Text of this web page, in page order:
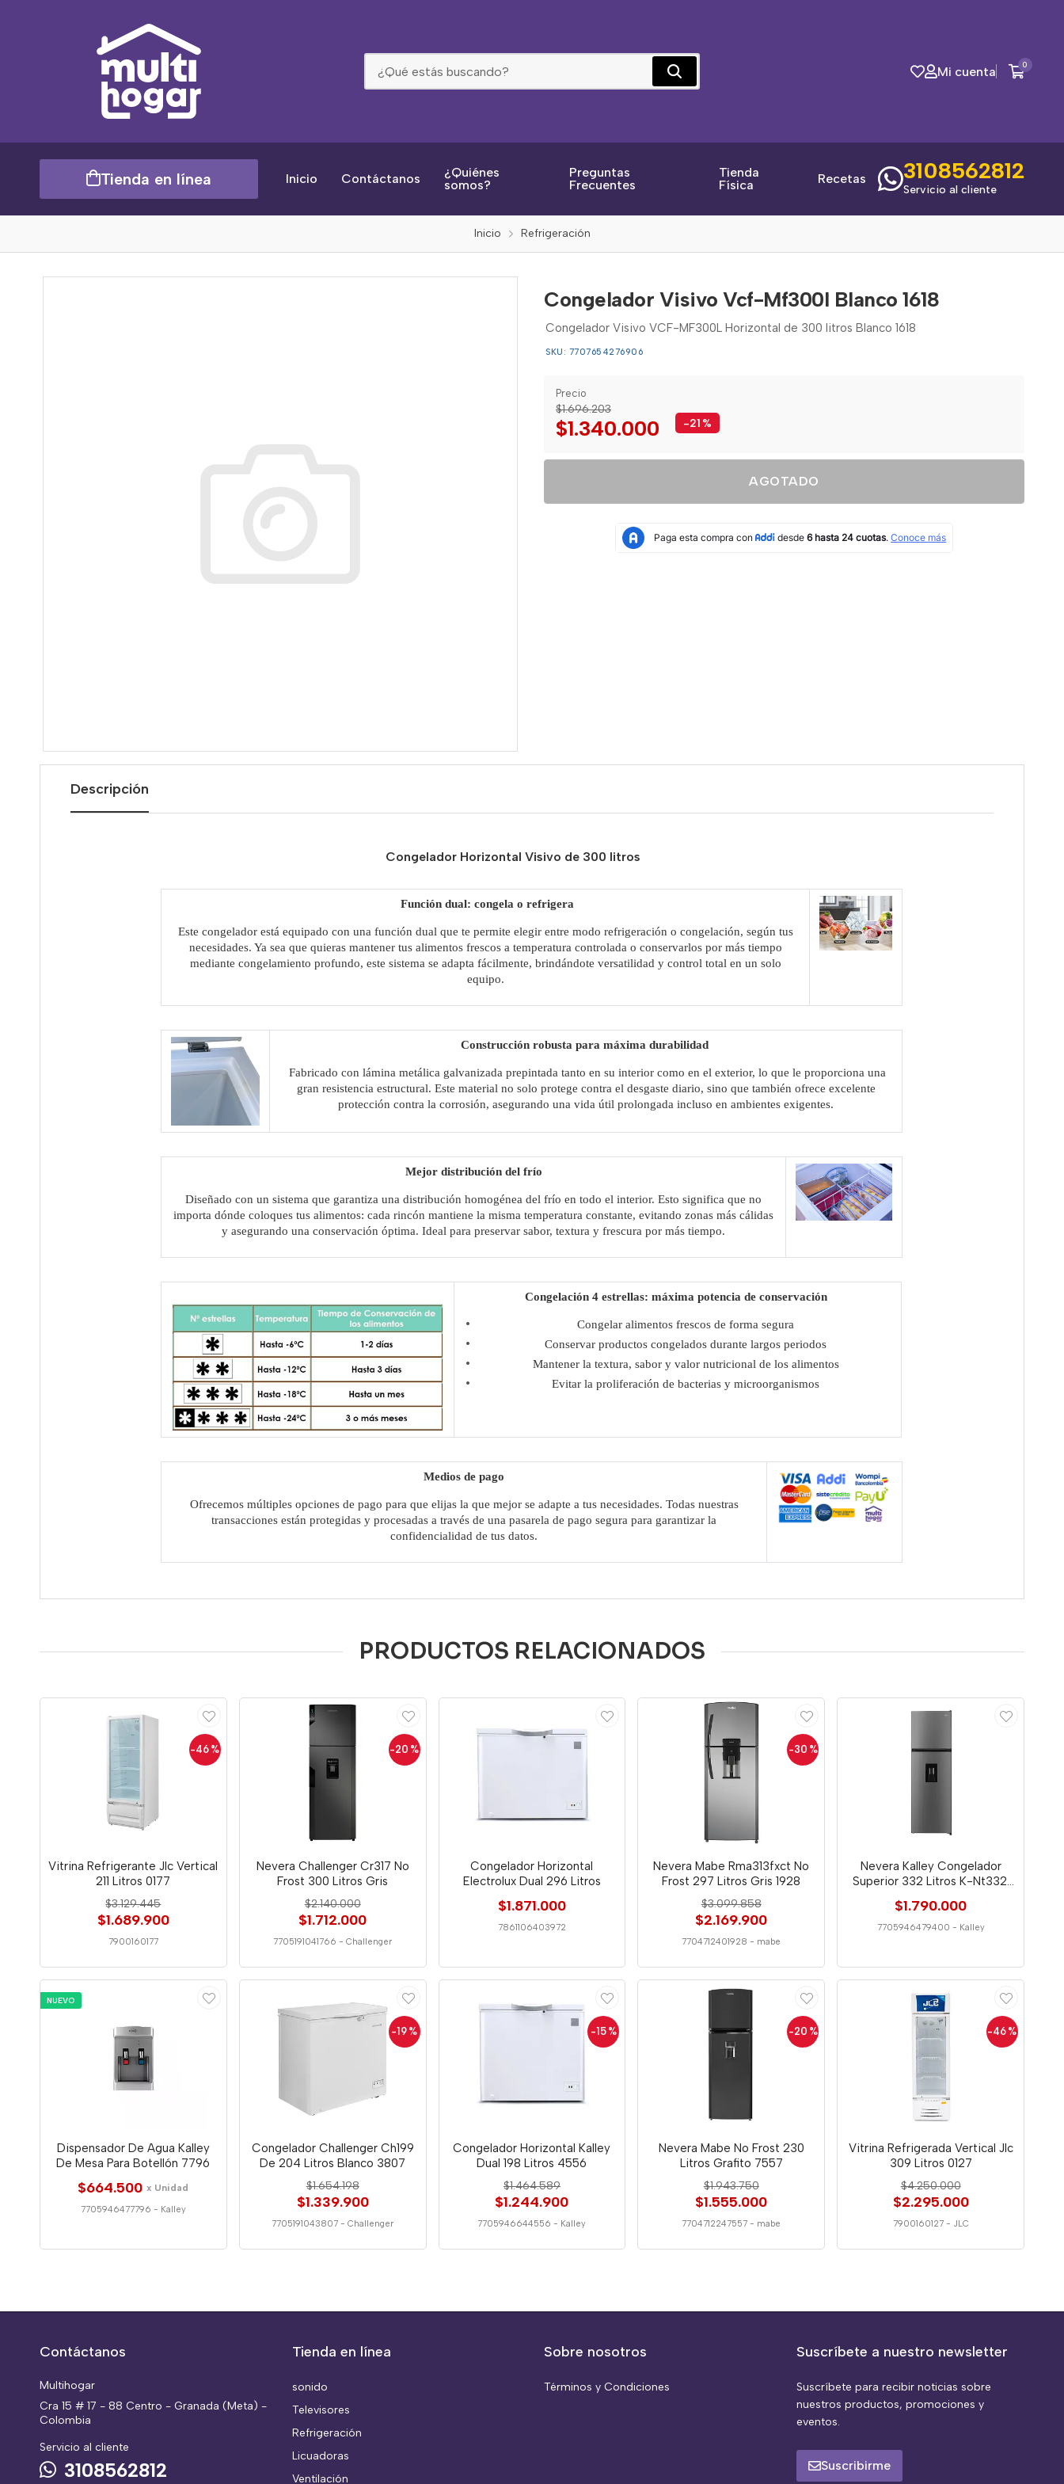
Mi cuenta 0
Tienda en línea Inicio Contáctanos
¿Quiénes
somos?
Preguntas
Frecuentes
Tienda
Física
Recetas 3108562812
Servicio al cliente
Inicio Refrigeración
Congelador Visivo Vcf-Mf300l Blanco 1618
Congelador Visivo VCF-MF300L Horizontal de 300 litros Blanco 1618
SKU: 7707654276906
Precio
$1.696.203
$1.340.000 -21 %
AGOTADO
Descripción
Congelador Horizontal Visivo de 300 litros
Función dual: congela o refrigera
Este congelador está equipado con una función dual que te permite elegir entre modo refrigeración o congelación, según tus
necesidades. Ya sea que quieras mantener tus alimentos frescos a temperatura controlada o conservarlos por más tiempo
mediante congelamiento profundo, este sistema se adapta fácilmente, brindándote versatilidad y control total en un solo
equipo.
Construcción robusta para máxima durabilidad
Fabricado con lámina metálica galvanizada prepintada tanto en su interior como en el exterior, lo que le proporciona una
gran resistencia estructural. Este material no solo protege contra el desgaste diario, sino que también ofrece excelente
protección contra la corrosión, asegurando una vida útil prolongada incluso en ambientes exigentes.
Mejor distribución del frío
Diseñado con un sistema que garantiza una distribución homogénea del frío en todo el interior. Esto significa que no
importa dónde coloques tus alimentos: cada rincón mantiene la misma temperatura constante, evitando zonas más cálidas
y asegurando una conservación óptima. Ideal para preservar sabor, textura y frescura por más tiempo.
Congelación 4 estrellas: máxima potencia de conservación
Congelar alimentos frescos de forma segura
Conservar productos congelados durante largos periodos
Mantener la textura, sabor y valor nutricional de los alimentos
Evitar la proliferación de bacterias y microorganismos
Medios de pago
Ofrecemos múltiples opciones de pago para que elijas la que mejor se adapte a tus necesidades. Todas nuestras
transacciones están protegidas y procesadas a través de una pasarela de pago segura para garantizar la
confidencialidad de tus datos.
PRODUCTOS RELACIONADOS
-46 %
Vitrina Refrigerante Jlc Vertical
211 Litros 0177
$3.129.445
$1.689.900
7900160177
-20 %
Nevera Challenger Cr317 No
Frost 300 Litros Gris
$2.140.000
$1.712.000
7705191041766 -Challenger
Congelador Horizontal
Electrolux Dual 296 Litros
$1.871.000
7861106403972
-30 %
Nevera Mabe Rma313fxct No
Frost 297 Litros Gris 1928
$3.099.858
$2.169.900
7704712401928 - mabe
Nevera Kalley Congelador
Superior 332 Litros K-Nt332l
$1.790.000
7705946479400 - Kalley
NUEVO
Dispensador De Agua Kalley
De Mesa Para Botellón 7796
$664.500 x Unidad
7705946477796 - Kalley
-19 %
Congelador Challenger Ch199
De 204 Litros Blanco 3807
$1.654.198
$1.339.900
7705191043807 -Challenger
-15 %
Congelador Horizontal Kalley
Dual 198 Litros 4556
$1.464.589
$1.244.900
7705946644556 - Kalley
-20 %
Nevera Mabe No Frost 230
Litros Grafito 7557
$1.943.750
$1.555.000
7704712247557 - mabe
-46 %
Vitrina Refrigerada Vertical Jlc
309 Litros 0127
$4.250.000
$2.295.000
7900160127 - JLC
Contáctanos
Multihogar
Cra 15 # 17 - 88 Centro - Granada (Meta) -
Colombia
Servicio al cliente
3108562812
Tienda en línea
sonido
Televisores
Refrigeración
Licuadoras
Ventilación
Sobre nosotros
Términos y Condiciones
Suscríbete a nuestro newsletter
Suscríbete para recibir noticias sobre
nuestros productos, promociones y
eventos.
Suscribirme